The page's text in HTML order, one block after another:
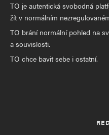
TO je autentická svobodná
žít v normálním
TO brání normální pohled na
a souvislosti.
TO chce bavit sebe i ostatní.